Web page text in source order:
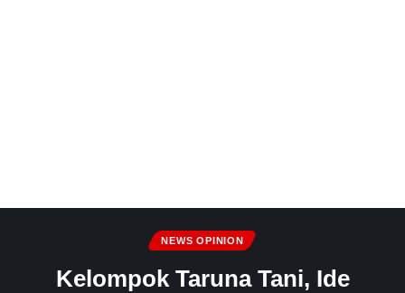
NEWS OPINION
Kelompok Taruna Tani, Ide